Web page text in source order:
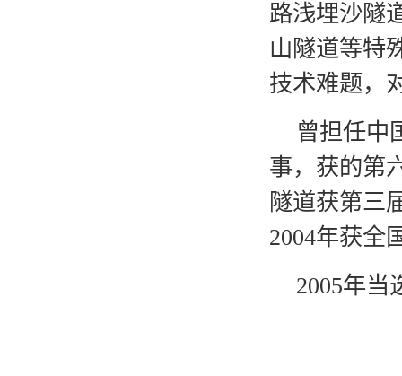
路浅埋沙隧
山隧道等特
技术难题，
曾担任中
事，获的第
隧道获第三
2004年获全
2005年当